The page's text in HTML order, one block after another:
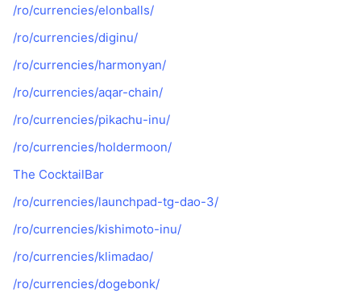
/ro/currencies/elonballs/
/ro/currencies/diginu/
/ro/currencies/harmonyan/
/ro/currencies/aqar-chain/
/ro/currencies/pikachu-inu/
/ro/currencies/holdermoon/
The CocktailBar
/ro/currencies/launchpad-tg-dao-3/
/ro/currencies/kishimoto-inu/
/ro/currencies/klimadao/
/ro/currencies/dogebonk/